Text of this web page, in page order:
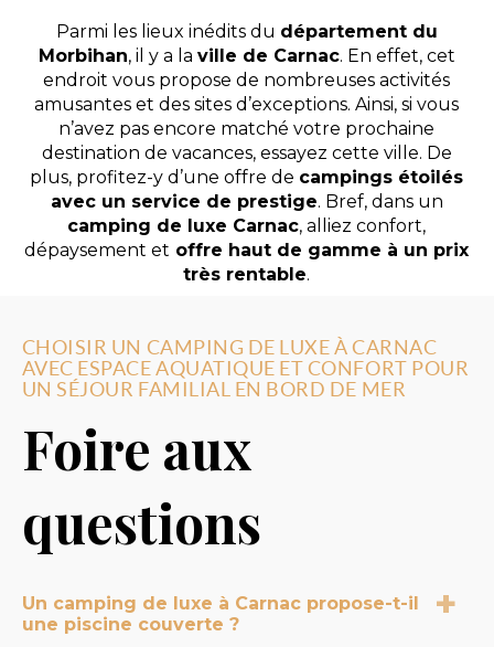
Parmi les lieux inédits du département du
Morbihan, il y a la ville de Carnac. En effet, cet
endroit vous propose de nombreuses activités
amusantes et des sites d’exceptions. Ainsi, si vous
n’avez pas encore matché votre prochaine
destination de vacances, essayez cette ville. De
plus, profitez-y d’une offre de campings étoilés
avec un service de prestige. Bref, dans un
camping de luxe Carnac, alliez confort,
dépaysement et offre haut de gamme à un prix
très rentable.
CHOISIR UN CAMPING DE LUXE À CARNAC
AVEC ESPACE AQUATIQUE ET CONFORT POUR
UN SÉJOUR FAMILIAL EN BORD DE MER
Foire aux
questions
Un camping de luxe à Carnac propose-t-il
une piscine couverte ?